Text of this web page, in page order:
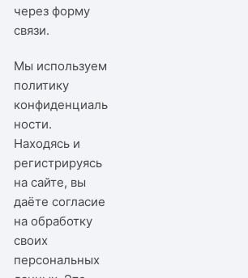
черезформу
связи.
Мы используем
политику
конфиденциаль
ности.
Находясь и
регистрируясь
на сайте, вы
даёте согласие
на обработку
своих
персональных